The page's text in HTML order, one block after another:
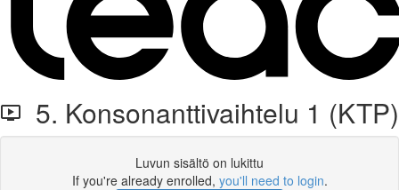
5. Konsonanttivaihtelu 1 (KTP)
Luvun sisältö on lukittu
If you're already enrolled, you'll need to login.